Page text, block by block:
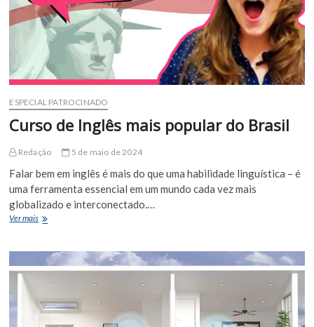
ESPECIAL PATROCINADO
Curso de Inglês mais popular do Brasil
Redação 5 de maio de 2024
Falar bem em inglês é mais do que uma habilidade linguística – é
uma ferramenta essencial em um mundo cada vez mais
globalizado e interconectado.…
Ver maisCurso
mais
popular